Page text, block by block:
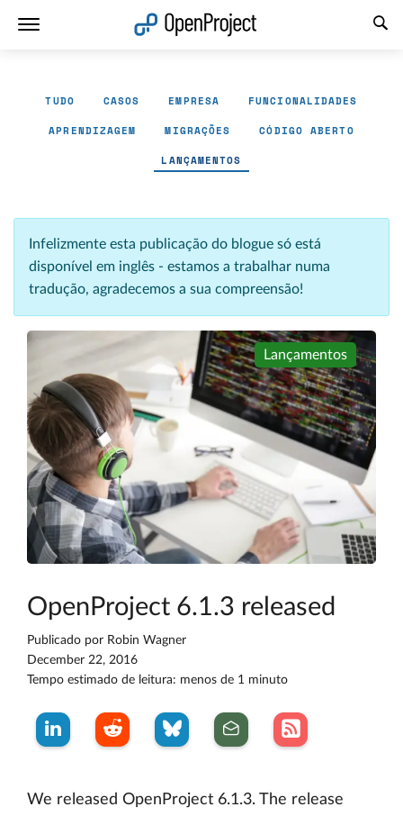
TUDO CASOS EMPRESA FUNCIONALIDADES
APRENDIZAGEM MIGRAÇÕES CÓDIGO ABERTO
LANÇAMENTOS
Infelizmente esta publicação do blogue só está
disponível em inglês - estamos a trabalhar numa
tradução, agradecemos a sua compreensão!
Lançamentos
OpenProject 6.1.3 released
Publicado por Robin Wagner
December 22, 2016
Tempo estimado de leitura: menos de 1 minuto
We released OpenProject 6.1.3. The release
Abrir a ligação num novo separador